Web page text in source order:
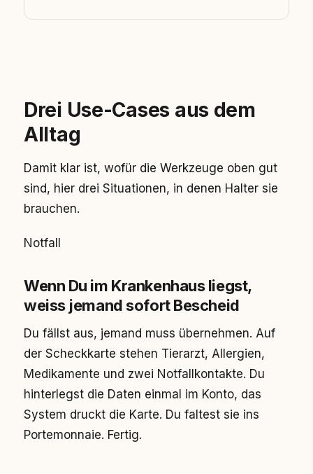
Drei Use-Cases aus dem
Alltag
Damit klar ist, wofür die Werkzeuge oben gut
sind, hier drei Situationen, in denen Halter sie
brauchen.
Notfall
Wenn Du im Krankenhaus liegst,
weiss jemand sofort Bescheid
Du fällst aus, jemand muss übernehmen. Auf
der Scheckkarte stehen Tierarzt, Allergien,
Medikamente und zwei Notfallkontakte. Du
hinterlegst die Daten einmal im Konto, das
System druckt die Karte. Du faltest sie ins
Portemonnaie. Fertig.